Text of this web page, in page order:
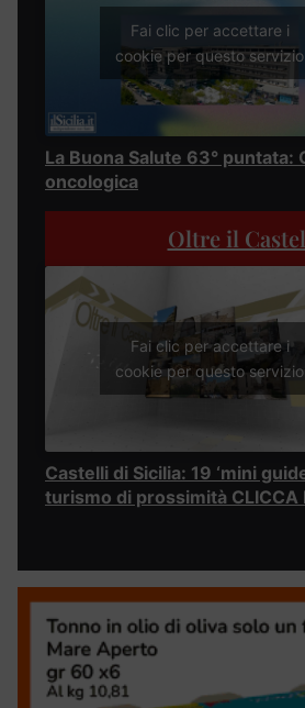
Fai clic per accettare i
cookie per questo servizio
La Buona Salute 63° puntata:
oncologica
Oltre il
Fai clic per accettare i
cookie per questo servizio
Castelli di Sicilia: 19 ‘mini
turismo di prossimità CLICCA